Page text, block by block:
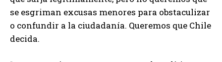
se esgriman excusas menores para obstaculizar
o confundir a la ciudadanía. Queremos que Chile
decida.